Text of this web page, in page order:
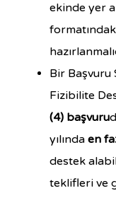
ekinde yer
Bir Başvuru
Fizibilite
(4) başvuru
yılındaen
destek
teklifleri ve